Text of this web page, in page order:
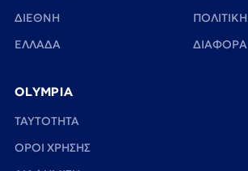
ΔΙΕΘΝΗ
ΕΛΛΑΔΑ
ΠΟΛΙΤΙΚΗ
ΔΙΑΦΟΡΑ
OLYMPIA
TAYTOTHTA
ΟΡΟΙ ΧΡΗΣΗΣ